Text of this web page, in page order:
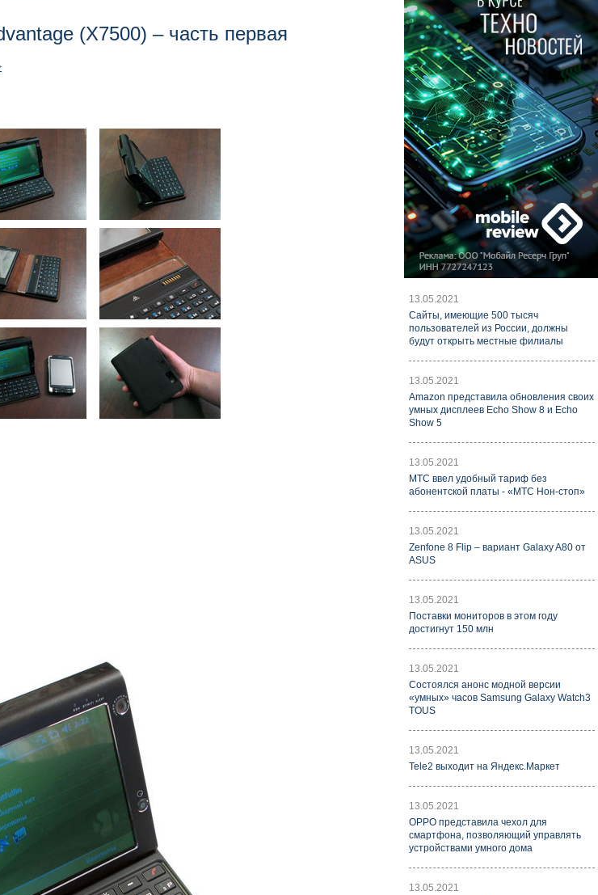
(X7500) – часть первая
13.05.2021
Cайты, имеющие 500 тысяч
пользователей из России, должны
будут открыть местные филиалы
13.05.2021
Amazon представила обновления своих
умных дисплеев Echo Show 8 и Echo
Show 5
13.05.2021
МТС ввел удобный тариф без
абонентской платы - «МТС Нон-стоп»
13.05.2021
Zenfone 8 Flip – вариант Galaxy A80 от
ASUS
13.05.2021
Поставки мониторов в этом году
достигнут 150 млн
13.05.2021
Состоялся анонс модной версии
«умных» часов Samsung Galaxy Watch3
TOUS
13.05.2021
Tele2 выходит на Яндекс.Маркет
13.05.2021
OPPO представила чехол для
смартфона, позволяющий управлять
устройствами умного дома
13.05.2021